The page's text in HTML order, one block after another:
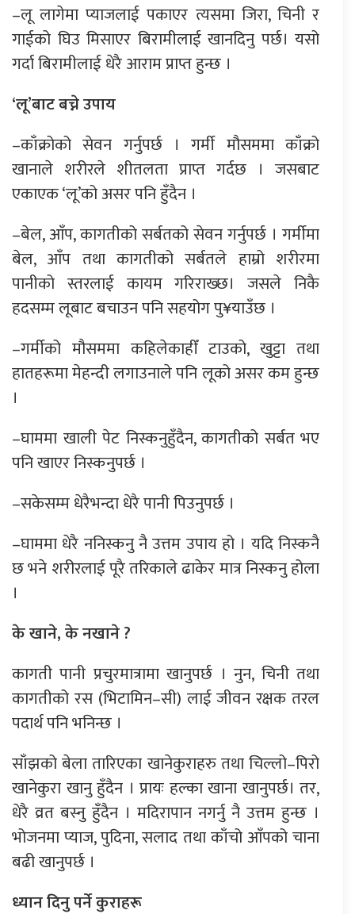
–लू लागेमा प्याजलाई पकाएर त्यसमा जिरा, चिनी र
गाईको घिउ मिसाएर बिरामीलाई खानदिनु पर्छ। यसो
गर्दा बिरामीलाई धेरै आराम प्राप्त हुन्छ ।
‘लू’बाट बच्ने उपाय
–काँक्रोको सेवन गर्नुपर्छ । गर्मी मौसममा काँक्रो
खानाले शरीरले शीतलता प्राप्त गर्दछ । जसबाट
एकाएक ‘लू’को असर पनि हुँदैन ।
–बेल, आँप, कागतीको सर्बतको सेवन गर्नुपर्छ । गर्मीमा
बेल, आँप तथा कागतीको सर्बतले हाम्रो शरीरमा
पानीको स्तरलाई कायम गरिराख्छ। जसले निकै
हदसम्म लूबाट बचाउन पनि सहयोग पु¥याउँछ ।
–गर्मीको मौसममा कहिलेकाहीँ टाउको, खुट्टा तथा
हातहरूमा मेहन्दी लगाउनाले पनि लूको असर कम हुन्छ
।
–घाममा खाली पेट निस्कनुहुँदैन, कागतीको सर्बत भए
पनि खाएर निस्कनुपर्छ ।
–सकेसम्म धेरैभन्दा धेरै पानी पिउनुपर्छ ।
–घाममा धेरै ननिस्कनु नै उत्तम उपाय हो । यदि निस्कनै
छ भने शरीरलाई पूरै तरिकाले ढाकेर मात्र निस्कनु होला
।
के खाने, के नखाने ?
कागती पानी प्रचुरमात्रामा खानुपर्छ । नुन, चिनी तथा
कागतीको रस (भिटामिन–सी) लाई जीवन रक्षक तरल
पदार्थ पनि भनिन्छ ।
साँझको बेला तारिएका खानेकुराहरु तथा चिल्लो–पिरो
खानेकुरा खानु हुँदैन । प्रायः हल्का खाना खानुपर्छ। तर,
धेरै व्रत बस्नु हुँदैन । मदिरापान नगर्नु नै उत्तम हुन्छ ।
भोजनमा प्याज, पुदिना, सलाद तथा काँचो आँपको चाना
बढी खानुपर्छ ।
ध्यान दिनु पर्ने कुराहरू